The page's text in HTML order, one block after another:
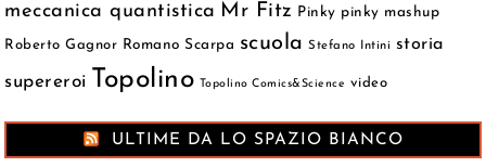
meccanica quantistica Mr Fitz Pinky pinky mashup
Roberto Gagnor Romano Scarpa scuola Stefano Intini storia
supereroi Topolino Topolino Comics&Science video
ULTIME DA LO SPAZIO BIANCO